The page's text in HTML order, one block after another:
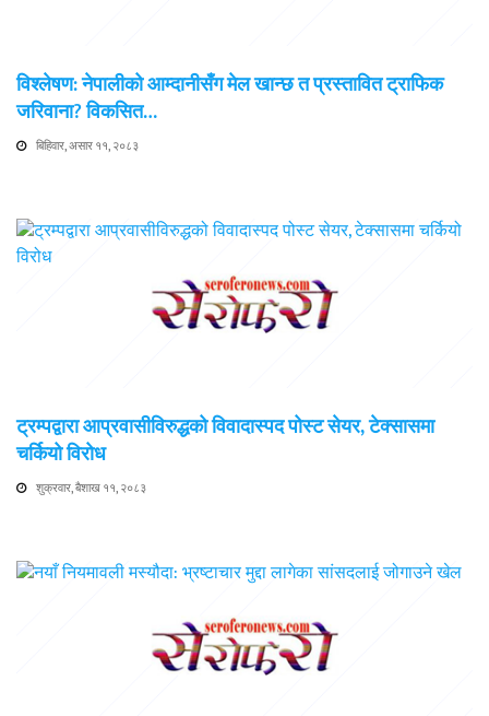
विश्लेषण: नेपालीको आम्दानीसँग मेल खान्छ त प्रस्तावित ट्राफिक
जरिवाना? विकसित…
बिहिवार, असार ११, २०८३
ट्रम्पद्वारा आप्रवासीविरुद्धको विवादास्पद पोस्ट सेयर, टेक्सासमा
चर्कियो विरोध
शुक्रवार, बैशाख ११, २०८३